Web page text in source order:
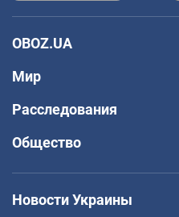
OBOZ.UA
Мир
Расследования
Общество
Новости Украины